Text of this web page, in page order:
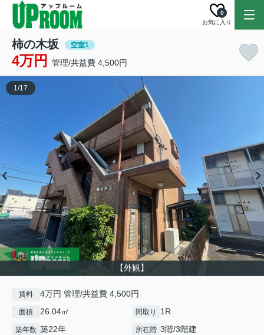
お気に入り
0
柿の木坂 空室1
4万円 管理/共益費 4,500円
【外観】
1/17
賃料 4万円 管理/共益費 4,500円
面積 26.04㎡ 間取り 1R
築年数 築22年 所在階 3階/3階建